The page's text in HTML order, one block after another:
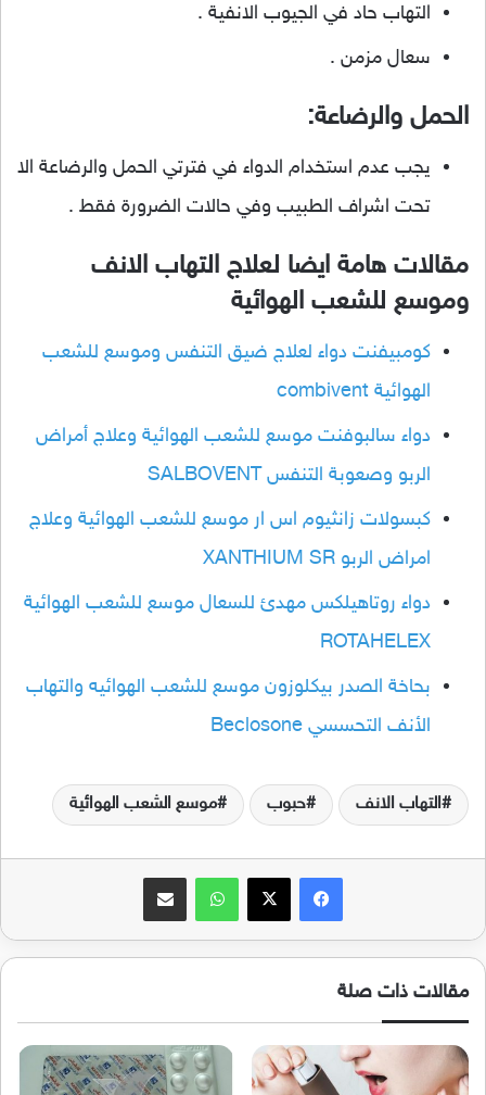
التهاب حاد في الجيوب الانفية .
سعال مزمن .
الحمل والرضاعة:
يجب عدم استخدام الدواء في فترتي الحمل والرضاعة الا
تحت اشراف الطبيب وفي حالات الضرورة فقط .
مقالات هامة ايضا لعلاج التهاب الانف
وموسع للشعب الهوائية
كومبيفنت دواء لعلاج ضيق التنفس وموسع للشعب
الهوائية combivent
دواء سالبوفنت موسع للشعب الهوائية وعلاج أمراض
الربو وصعوبة التنفس SALBOVENT
كبسولات زانثيوم اس ار موسع للشعب الهوائية وعلاج
امراض الربو XANTHIUM SR
دواء روتاهيلكس مهدئ للسعال موسع للشعب الهوائية
ROTAHELEX
بحاخة الصدر بيكلوزون موسع للشعب الهوائيه والتهاب
الأنف التحسسي Beclosone
التهاب الانف حبوب موسع الشعب الهوائية
فيسبوك‫X واتساب مشاركة عبر البريد
مقالات ذات صلة